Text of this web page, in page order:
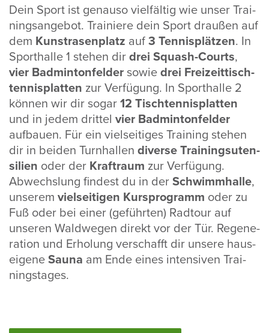
Dein Sport ist genauso viel­fältig wie unser Trai­
nings­an­gebot. Trai­niere dein Sport draußen auf
dem Kunst­ra­sen­platz auf3 Tennis­plätzen. In
Sport­halle 1 stehen dirdrei Squash-Courts,
vier Badmin­ton­felder sowiedrei Frei­zeit­tisch­
ten­nis­platten zur Verfü­gung. In Sport­halle 2
können wir dir sogar12 Tisch­ten­nis­platten
und in jedem drittel vier Badmin­ton­felder
aufbauen. Für ein viel­sei­tiges Trai­ning stehen
dir in beiden Turn­hallen diverse Trai­ningsu­ten­
si­lien oder der Kraft­raum zur Verfü­gung.
Abwechs­lung findest du in derSchwimm­halle,
unserem viel­sei­tigen Kurs­pro­gramm oder zu
Fuß oder bei einer (geführten) Radtour auf
unseren Wald­wegen direkt vor der Tür. Rege­ne­
ra­tion und Erho­lung verschafft dir unsere haus­
ei­geneSauna am Ende eines inten­siven Trai­
nings­tages.